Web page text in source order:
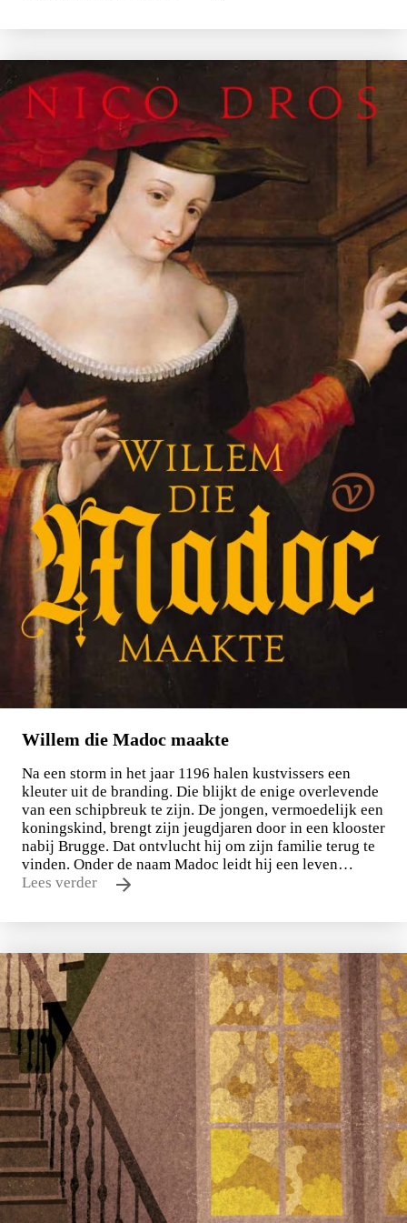
Willem die Madoc maakte
Na een storm in het jaar 1196 halen kustvissers een
kleuter uit de branding. Die blijkt de enige overlevende
van een schipbreuk te zijn. De jongen, vermoedelijk een
koningskind, brengt zijn jeugdjaren door in een klooster
nabij Brugge. Dat ontvlucht hij om zijn familie terug te
vinden. Onder de naam Madoc leidt hij een leven…
Lees verder